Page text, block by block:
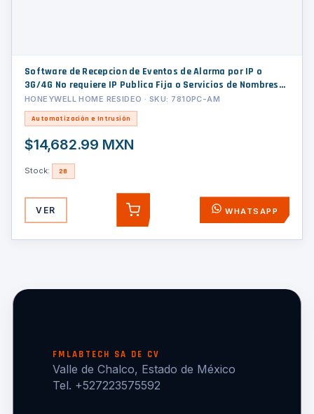
Software de Recepcion de Eventos de Alarma por IP o
3G/4G No requiere IP Publica Fija o Servicios de Nombres
de Dominio DDNS
HONEYWELL HOME RESIDEO · SKU: 7810PC-AM
Automatización e Intrusión
$14,682.99 MXN
Stock: 28
VER AGREGAR WHATSAPP
FMLABTECH SA DE CV
Valle de Chalco, Estado de México
Tel. +527223575592